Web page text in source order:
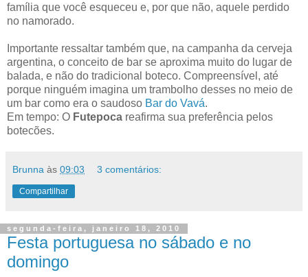
família que você esqueceu e, por que não, aquele perdido
no namorado.
Importante ressaltar também que, na campanha da cerveja
argentina, o conceito de bar se aproxima muito do lugar de
balada, e não do tradicional boteco. Compreensível, até
porque ninguém imagina um trambolho desses no meio de
um bar como era o saudoso Bar do Vavá.
Em tempo: O Futepoca reafirma sua preferência pelos
botecões.
Brunna às 09:03 3 comentários:
Compartilhar
segunda-feira, janeiro 18, 2010
Festa portuguesa no sábado e no
domingo